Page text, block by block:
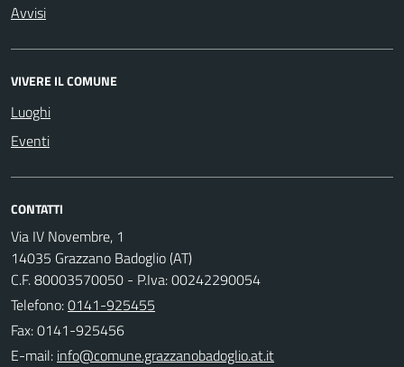
Avvisi
VIVERE IL COMUNE
Luoghi
Eventi
CONTATTI
Via IV Novembre, 1
14035 Grazzano Badoglio (AT)
C.F. 80003570050 - P.Iva: 00242290054
Telefono:0141-925455
Fax: 0141-925456
E-mail: